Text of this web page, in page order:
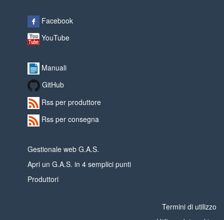
Facebook
YouTube
Manuali
GitHub
Rss per produttore
Rss per consegna
Gestionale web G.A.S.
Apri un G.A.S. in 4 semplici punti
Produttori
Termini di utilizzo